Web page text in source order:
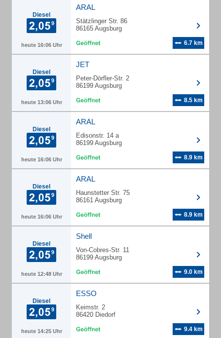
Diesel
heute 16:06 Uhr
ARAL
Stätzlinger Str. 86
86165 Augsburg
6.7 km
Diesel
heute 13:06 Uhr
JET
Peter-Dörfler-Str. 2
86199 Augsburg
8.5 km
Diesel
heute 16:06 Uhr
ARAL
Edisonstr. 14 a
86199 Augsburg
8.9 km
Diesel
heute 16:06 Uhr
ARAL
Haunstetter Str. 75
86161 Augsburg
8.9 km
Diesel
heute 12:48 Uhr
Shell
Von-Cobres-Str. 11
86199 Augsburg
9.0 km
Diesel
heute 14:25 Uhr
ESSO
Keimstr. 2
86420 Diedorf
9.4 km